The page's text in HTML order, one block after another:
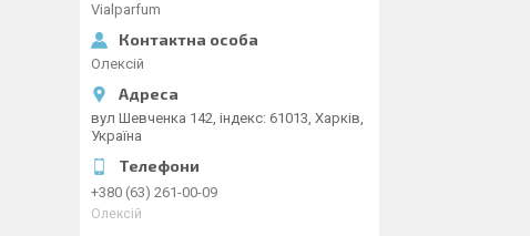
Vialparfum
Олексій
вул Шевченка 142, iндекс: 61013, Харків,
Україна
+380 (63) 261-00-09
Олексій